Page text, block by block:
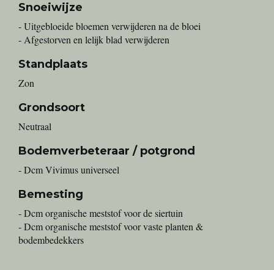
Snoeiwijze
- Uitgebloeide bloemen verwijderen na de bloei
- Afgestorven en lelijk blad verwijderen
Standplaats
Zon
Grondsoort
Neutraal
Bodemverbeteraar / potgrond
- Dcm Vivimus universeel
Bemesting
- Dcm organische meststof voor de siertuin
- Dcm organische meststof voor vaste planten &
bodembedekkers